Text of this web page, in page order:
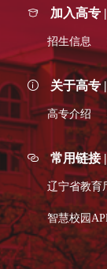
加入高专 |
招生信息
关于高专 |
高专介绍
常用链接 |
辽宁省教育
智慧校园